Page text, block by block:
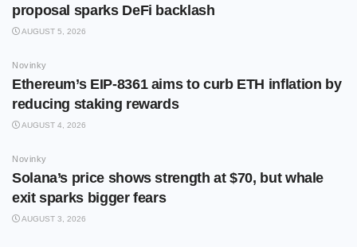
proposal sparks DeFi backlash
AUGUST 5, 2026
Novinky
Ethereum’s EIP-8361 aims to curb ETH inflation by
reducing staking rewards
AUGUST 4, 2026
Novinky
Solana’s price shows strength at $70, but whale
exit sparks bigger fears
AUGUST 3, 2026